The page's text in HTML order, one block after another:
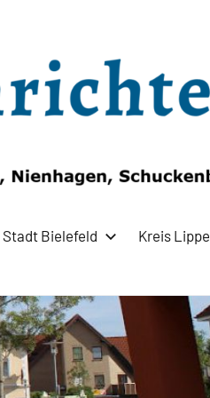
Stadt Bielefeld Kreis Lippe